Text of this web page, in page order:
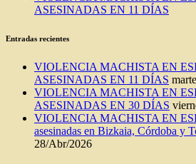
ASESINADAS EN 11 DÍAS
Entradas recientes
VIOLENCIA MACHISTA EN
ASESINADAS EN 11 DÍAS
VIOLENCIA MACHISTA EN
ASESINADAS EN 30 DÍAS
VIOLENCIA MACHISTA EN
asesinadas en Bizkaia, Córdoba y
28/Abr/2026